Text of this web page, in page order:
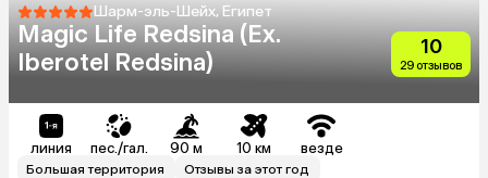
Шарм-эль-Шейх, Египет
Magic Life Redsina (Ex.
Iberotel Redsina)
10
29 отзывов
линия пес./гал. 90 м 10 км везде
Большая территория
Отзывы за этот год